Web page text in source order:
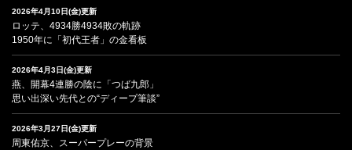
2026年4月10日(金)更新
ロッテ、4934勝4934敗の軌跡
1950年に「初代王者」の金看板
2026年4月3日(金)更新
燕、開幕4連勝の陰に「つば九郎」
思い出深い先代との“ディープ筆談”
2026年3月27日(金)更新
周東佑京、スーパープレーの背景